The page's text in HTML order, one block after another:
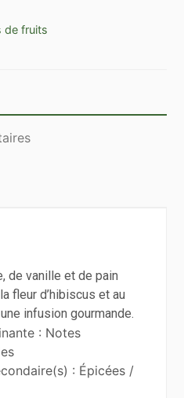
de fruits
de vanille et de pain
fleur d’hibiscus et au
infusion gourmande.
: Notes
: Épicées /